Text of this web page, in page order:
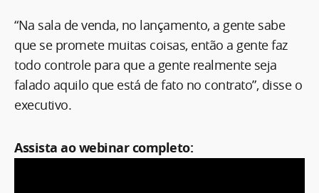
“Na sala de venda, no lançamento, a gente sabe
que se promete muitas coisas, então a gente faz
todo controle para que a gente realmente seja
falado aquilo que está de fato no contrato”, disse o
executivo.
Assista ao webinar completo: